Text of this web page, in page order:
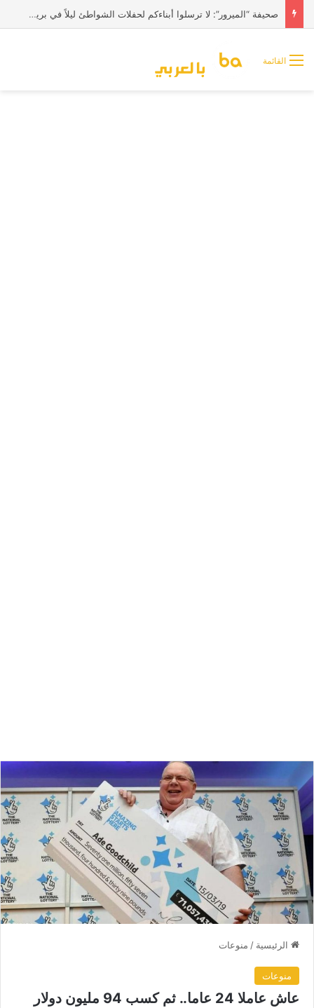
صحيفة “الميرور”: لا ترسلوا أبناءكم لحفلات الشواطئ ليلاً في بريطانيا
القائمة
الرئيسية / منوعات
منوعات
عاش عاملا 24 عاما.. ثم كسب 94 مليون دولار